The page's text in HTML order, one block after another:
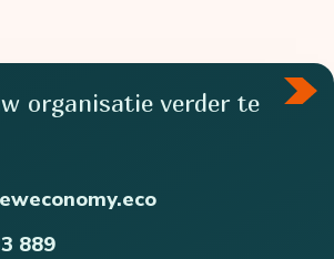
organisatie verder te
889